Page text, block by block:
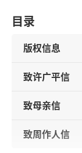
目录
版权信息
致许广平信
致母亲信
致周作人信